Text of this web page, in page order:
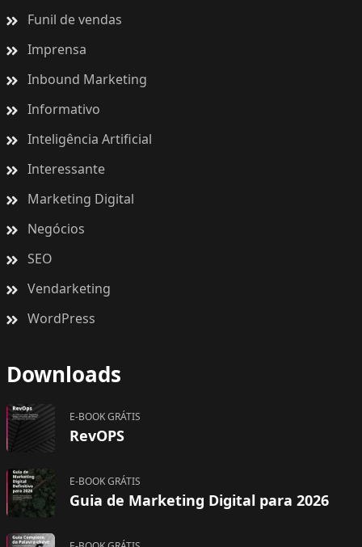
Funil de vendas
Imprensa
Inbound Marketing
Informativo
Inteligência Artificial
Interessante
Marketing Digital
Negócios
SEO
Vendarketing
WordPress
Downloads
E-BOOK GRÁTIS
RevOPS
E-BOOK GRÁTIS
Guia de Marketing Digital para 2026